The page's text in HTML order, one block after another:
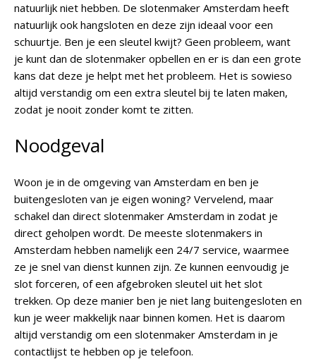
natuurlijk niet hebben. De slotenmaker Amsterdam heeft
natuurlijk ook hangsloten en deze zijn ideaal voor een
schuurtje. Ben je een sleutel kwijt? Geen probleem, want
je kunt dan de slotenmaker opbellen en er is dan een grote
kans dat deze je helpt met het probleem. Het is sowieso
altijd verstandig om een extra sleutel bij te laten maken,
zodat je nooit zonder komt te zitten.
Noodgeval
Woon je in de omgeving van Amsterdam en ben je
buitengesloten van je eigen woning? Vervelend, maar
schakel dan direct slotenmaker Amsterdam in zodat je
direct geholpen wordt. De meeste slotenmakers in
Amsterdam hebben namelijk een 24/7 service, waarmee
ze je snel van dienst kunnen zijn. Ze kunnen eenvoudig je
slot forceren, of een afgebroken sleutel uit het slot
trekken. Op deze manier ben je niet lang buitengesloten en
kun je weer makkelijk naar binnen komen. Het is daarom
altijd verstandig om een slotenmaker Amsterdam in je
contactlijst te hebben op je telefoon.